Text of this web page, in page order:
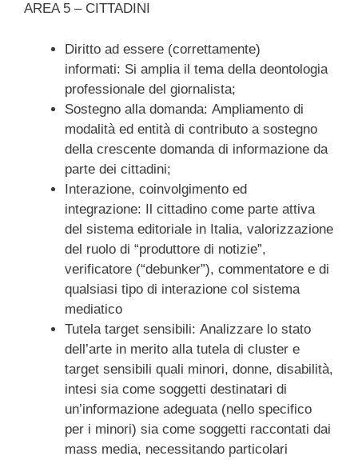
AREA 5 – CITTADINI
Diritto ad essere (correttamente)
informati: Si amplia il tema della deontologia
professionale del giornalista;
Sostegno alla domanda: Ampliamento di
modalità ed entità di contributo a sostegno
della crescente domanda di informazione da
parte dei cittadini;
Interazione, coinvolgimento ed
integrazione: Il cittadino come parte attiva
del sistema editoriale in Italia, valorizzazione
del ruolo di “produttore di notizie”,
verificatore (“debunker”), commentatore e di
qualsiasi tipo di interazione col sistema
mediatico
Tutela target sensibili: Analizzare lo stato
dell’arte in merito alla tutela di cluster e
target sensibili quali minori, donne, disabilità,
intesi sia come soggetti destinatari di
un’informazione adeguata (nello specifico
per i minori) sia come soggetti raccontati dai
mass media, necessitando particolari